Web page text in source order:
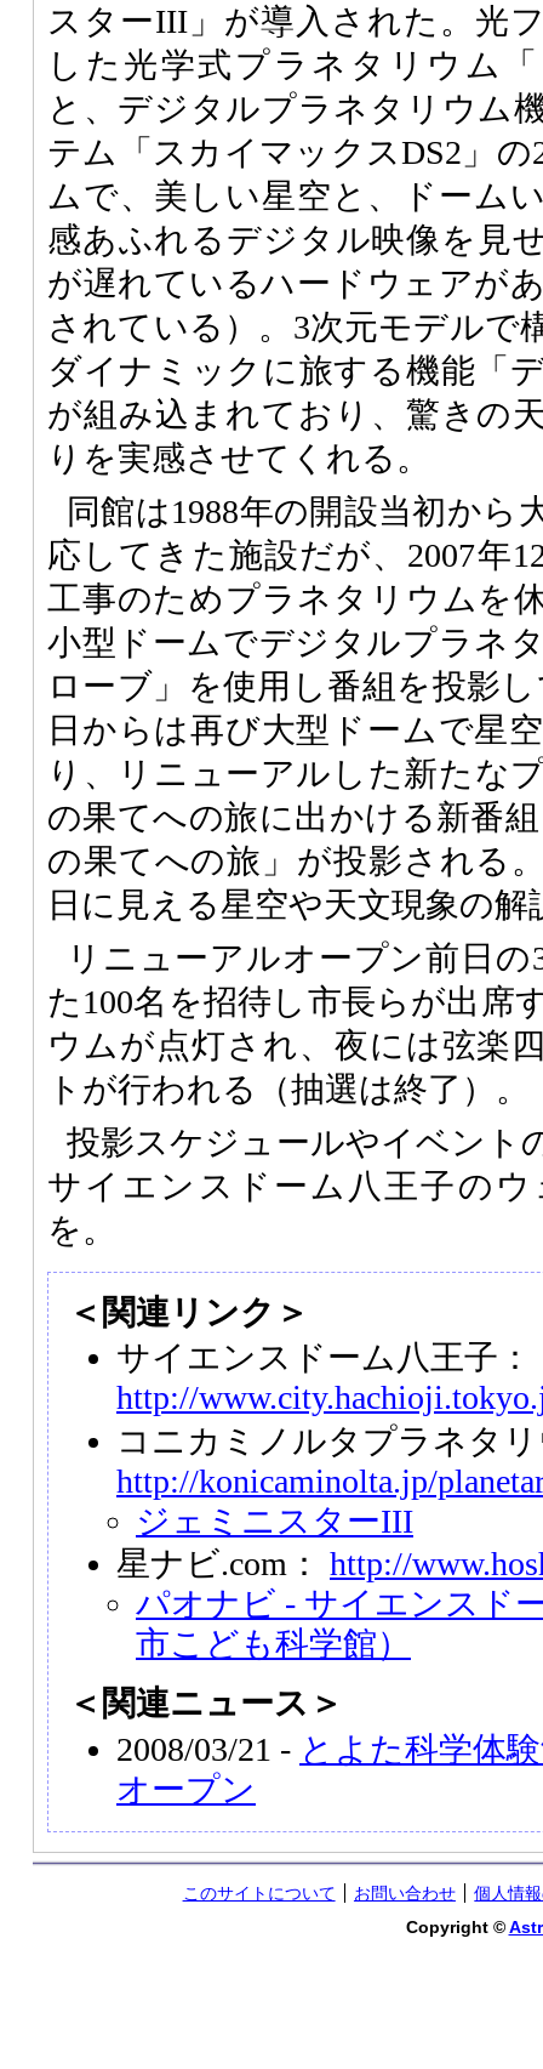
スターIII」が導入された。光
した光学式プラネタリウム
と、デジタルプラネタリウム
テム「スカイマックスDS2」
ムで、美しい星空と、ドーム
感あふれるデジタル映像を見
が遅れているハードウェアが
されている）。3次元モデルで
ダイナミックに旅する機能「
が組み込まれており、驚きの
りを実感させてくれる。
同館は1988年の開設当初から
応してきた施設だが、2007年
工事のためプラネタリウムを
小型ドームでデジタルプラネ
ローブ」を使用し番組を投影
日からは再び大型ドームで星
り、リニューアルした新たな
の果てへの旅に出かける新番
の果てへの旅」が投影される
日に見える星空や天文現象の解
リニューアルオープン前日
た100名を招待し市長らが出席
ウムが点灯され、夜には弦楽
トが行われる（抽選は終了）。
投影スケジュールやイベント
サイエンスドーム八王子の
を。
＜関連リンク＞
サイエンスドーム八王子：
http://
コニカミノルタプラネタ
http://konicaminolta.jp/
ジェミニスターIII
星ナビ.com： http://
パオナビ - サイエンスド
市こども科学館）
＜関連ニュース＞
2008/03/21 - とよた科学体
オープン
このサイトについて お問い合わせ
個人情
Copyright ©